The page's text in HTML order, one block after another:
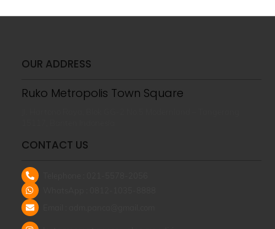
OUR ADDRESS
Ruko Metropolis Town Square
CONTACT US